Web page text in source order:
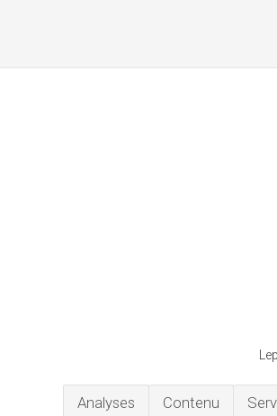
Analyses Contenu